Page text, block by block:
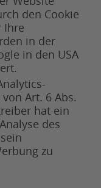
den Cookie
Ihre
in der
in den USA
Art. 6 Abs.
hat ein
des
zu